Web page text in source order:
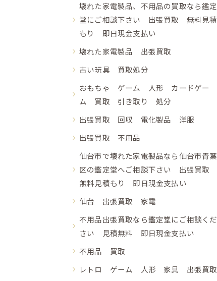
壊れた家電製品、不用品の買取なら鑑定
堂にご相談下さい 出張買取 無料見積
もり 即日現金支払い
壊れた家電製品 出張買取
古い玩具 買取処分
おもちゃ ゲーム 人形 カードゲー
ム 買取 引き取り 処分
出張買取 回収 電化製品 洋服
出張買取 不用品
仙台市で壊れた家電製品なら仙台市青葉
区の鑑定堂へご相談下さい 出張買取
無料見積もり 即日現金支払い
仙台 出張買取 家電
不用品出張買取なら鑑定堂にご相談くだ
さい 見積無料 即日現金支払い
不用品 買取
レトロ ゲーム 人形 家具 出張買取